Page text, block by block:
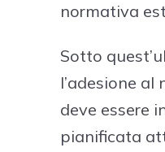
normativa
Sotto
l’adesione
deve essere
pianificata